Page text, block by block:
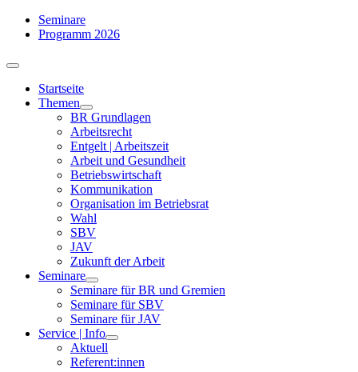
Zum
Inhalt
Seminare
Programm 2026
Toggle
NavigationStartseite
Themen
BR Grundlagen
Arbeits­recht
Entgelt | Arbeitszeit
Arbeit und Gesundheit
Betriebswirtschaft
Kommuni­kation
Organisation im Betriebsrat
Wahl
SBV
JAV
Zukunft der Arbeit
Seminare
Seminare für BR und Gremien
Seminare für SBV
Seminare für JAV
Service | Info
Aktuell
Referent:innen